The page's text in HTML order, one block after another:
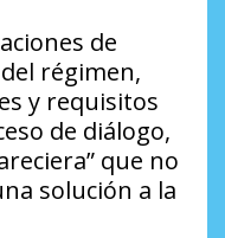
de
régimen,
y requisitos
de diálogo,
que no
solución a la